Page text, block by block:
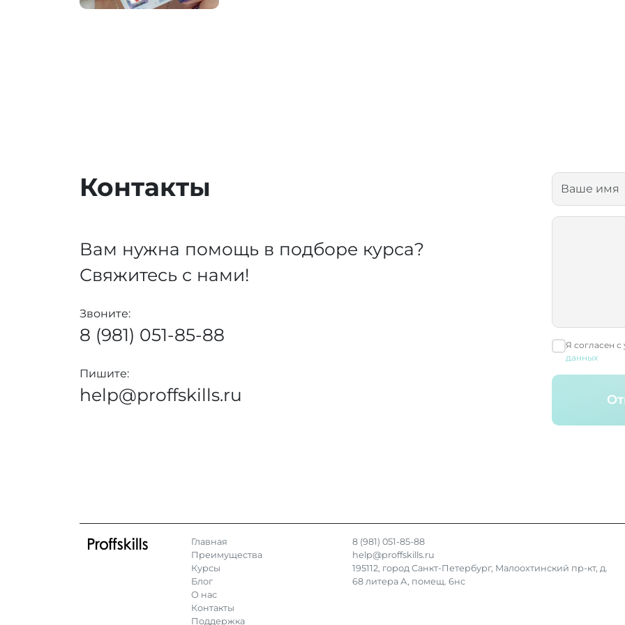
Контакты
Вам нужна помощь в подборе курса?
Свяжитесь с нами!
Звоните:
8 (981) 051-85-88
Пишите:
help@proffskills.ru
Я согласен с
данных
Главная
Преимущества
Курсы
Блог
О нас
Контакты
Поддержка
8 (981) 051-85-88
help@proffskills.ru
195112, город Санкт-Петербург, Малоохтинский пр-кт, д.
68 литера А, помещ. 6нс